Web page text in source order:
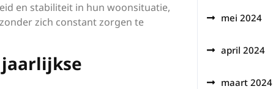
en stabiliteit in hun woonsituatie,
zich constant zorgen te
mei 2024
april 2024
maart 2024